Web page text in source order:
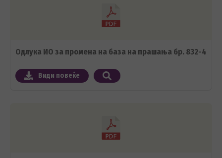
Одлука ИО за промена на база на прашања бр. 832-4
Види повеќе